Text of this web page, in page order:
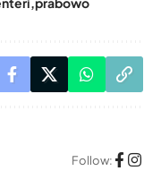
Follow: